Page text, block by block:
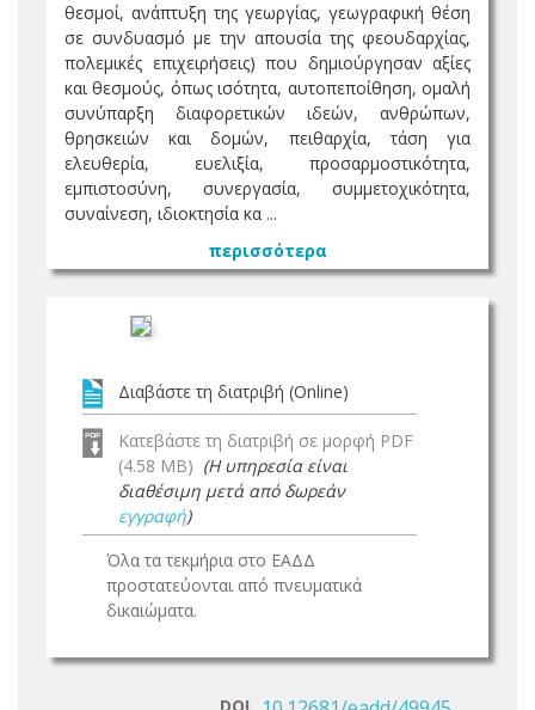
θεσμοί, ανάπτυξη της γεωργίας, γεωγραφική θέση
σε συνδυασμό με την απουσία της φεουδαρχίας,
πολεμικές επιχειρήσεις) που δημιούργησαν αξίες
και θεσμούς, όπως ισότητα, αυτοπεποίθηση, ομαλή
συνύπαρξη διαφορετικών ιδεών, ανθρώπων,
θρησκειών και δομών, πειθαρχία, τάση για
ελευθερία, ευελιξία, προσαρμοστικότητα,
εμπιστοσύνη, συνεργασία, συμμετοχικότητα,
συναίνεση, ιδιοκτησία κα ...
περισσότερα
Διαβάστε τη διατριβή (Online)
Κατεβάστε τη διατριβή σε μορφή PDF
(4.58 MB) (Η υπηρεσία είναι
διαθέσιμη μετά από δωρεάν
εγγραφή)
Όλα τα τεκμήρια στο ΕΑΔΔ
προστατεύονται από πνευματικά
δικαιώματα.